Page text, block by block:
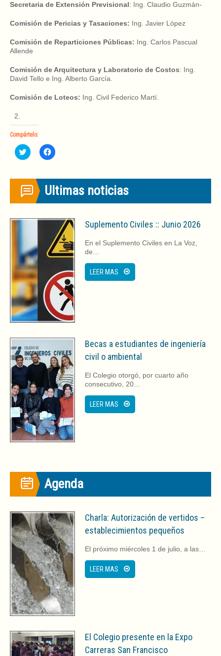
Secretaria de Extensión Previsional: Ing. Claudio Guzmán-
Comisión de Pericias y Tasaciones: Ing. Javier López
Comisión de Reparticiones Públicas: Ing. Carlos Pascual
Allende
Comisión de Arquitectura y Laboratorio de Costos: Ing.
David Tello e Ing. Alberto García.
Comisión de Loteos: Ing. Civil Federico Martí.
Compártelo:
Haz
clic
Twitter
(Se
abre
en
nueva)
Haz
clic
Facebook
(Se
abre
en
nueva)
Ultimas noticias
Suplemento Civiles :: Junio 2026
En el Suplemento Civiles en La Voz,
de…
LEER MAS
Becas a estudiantes de ingeniería
civil o ambiental
El Colegio otorgó, por cuarto año
consecutivo, 20…
LEER MAS
Agenda
Charla: Autorización de vertidos –
establecimientos pequeños
El próximo miércoles 1 de julio, a las…
LEER MAS
El Colegio presente en la Expo
Carreras San Francisco